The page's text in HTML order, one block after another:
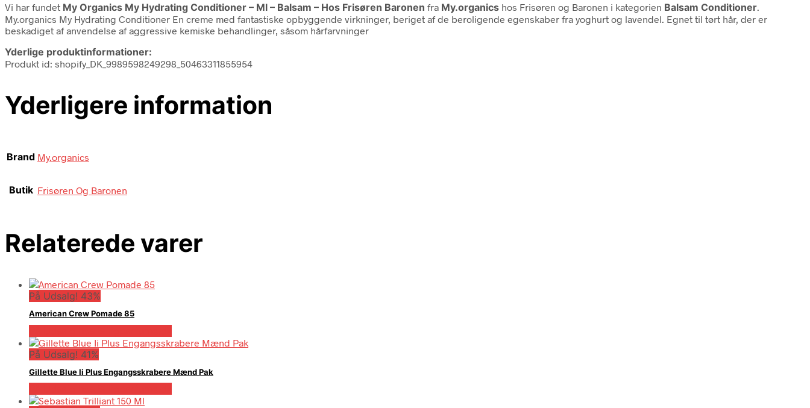
Vi har fundet My Organics My Hydrating Conditioner – Ml – Balsam – Hos Frisøren Baronen fra My.organics hos Frisøren og Baronen i kategorien Balsam Conditioner
My.organics My Hydrating Conditioner En creme med fantastiske opbyggende virkninger, beriget af de beroligende egenskaber fra yoghurt og lavendel. Egnet til tørt hår, der er
beskadiget af anvendelse af aggressive kemiske behandlinger, såsom hårfarvninger
Yderlige produktinformationer:
Produkt id: shopify_DK_9989598249298_50463311855954
Yderligere information
Brand My.organics
Butik Frisøren Og Baronen
Relaterede varer
På Udsalg! 43%
American Crew Pomade 85
På Udsalg! 41%
Gillette Blue Ii Plus Engangsskrabere Mænd Pak